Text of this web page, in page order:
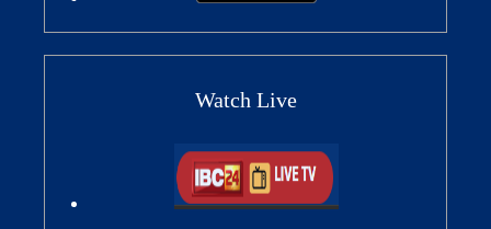
Watch Live